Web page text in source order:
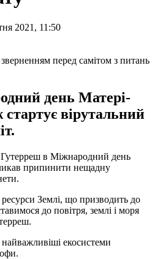
2021, 11:50
день Матері-
стартує вірутальний
в Міжнародний день
припинити нещадну
Землі, що призводить до
до повітря, землі і моря
екосистеми